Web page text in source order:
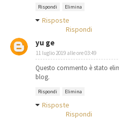
Rispondi Elimina
Risposte
Rispondi
yu ge
11 luglio 2019 alle ore 03:49
Questo commento è stato
blog.
Rispondi Elimina
Risposte
Rispondi